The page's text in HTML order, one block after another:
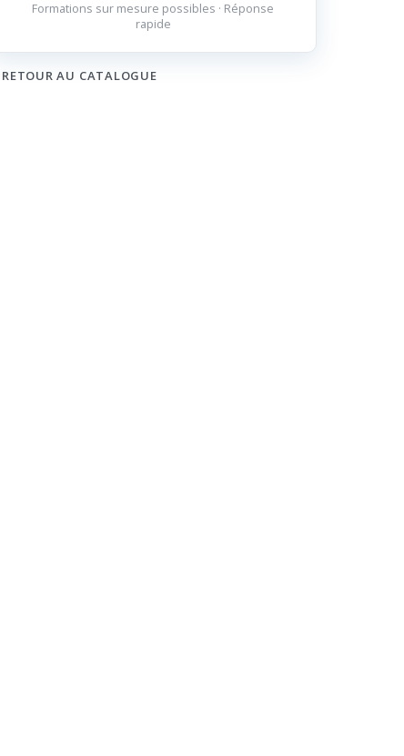
Formations sur mesure possibles · Réponse
rapide
RETOUR AU CATALOGUE